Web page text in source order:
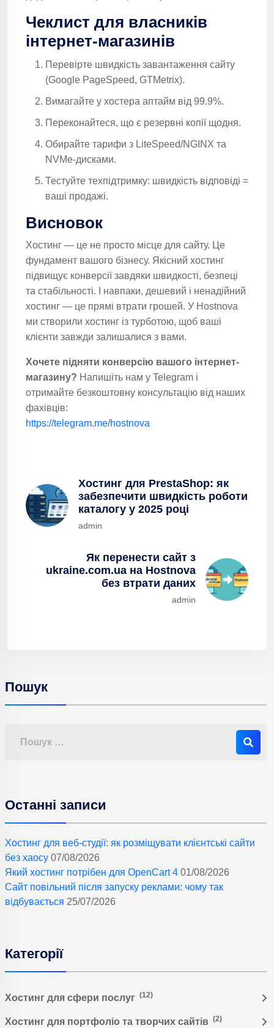
Чеклист для власників
інтернет-магазинів
Перевірте швидкість завантаження сайту
(Google PageSpeed, GTMetrix).
Вимагайте у хостера аптайм від 99.9%.
Переконайтеся, що є резервні копії щодня.
Обирайте тарифи з LiteSpeed/NGINX та
NVMe-дисками.
Тестуйте техпідтримку: швидкість відповіді =
ваші продажі.
Висновок
Хостинг — це не просто місце для сайту. Це
фундамент вашого бізнесу. Якісний хостинг
підвищує конверсії завдяки швидкості, безпеці
та стабільності. І навпаки, дешевий і ненадійний
хостинг — це прямі втрати грошей. У Hostnova
ми створили хостинг із турботою, щоб ваші
клієнти завжди залишалися з вами.
Хочете підняти конверсію вашого інтернет-
магазину? Напишіть нам у Telegram і
отримайте безкоштовну консультацію від наших
фахівців:
https://telegram.me/hostnova
Хостинг для PrestaShop: як
забезпечити швидкість роботи
каталогу у 2025 році
admin
Як перенести сайт з
ukraine.com.ua на Hostnova
без втрати даних
admin
Пошук
Останні записи
Хостинг для веб-студії: як розміщувати клієнтські сайти
без хаосу 07/08/2026
Який хостинг потрібен для OpenCart 4 01/08/2026
Сайт повільний після запуску реклами: чому так
відбувається 25/07/2026
Категорії
Хостинг для сфери послуг (12)
Хостинг для портфоліо та творчих сайтів (2)